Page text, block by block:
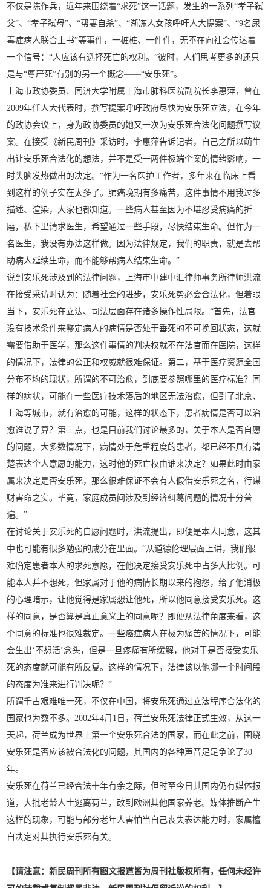
不仅是陈作兵，近年来围绕着“求死”这一话题，发生的一系列“孝子弑
父”、“孝子弑母”、“帮妻自杀”、“渐冻人女孩呼吁人大提案”、“9名尿
毒症病人联合上书”等事件，一桩桩、一件件，无不在向社会传达着
一个信号：“人应该有选择死亡的权利。”彼时，人们思考更多的还只
是与“尊严死”有别的另一个概念——“安乐死”。
上海市政协委员、同济大学附属上海市肺科医院副院长李惠萍，曾在
2009年任人大代表时，撰写提案呼吁政府尽快为安乐死立法，在今年
的政协会议上，身为政协委员的她又一次为安乐死合法化问题撰写议
案。在接受《新民周刊》采访时，李惠萍告诉记者，自己之所以萌生
出让安乐死合法化的想法，并不是受一两件极端个案的情绪影响，一
时头脑发热做出的决定。“作为一名医护工作者，多年来在临床上看
到这样的例子实在太多了。肺癌晚期有多痛苦，这件事情不用我过多
描述、渲染，大家也都知道。一些病人甚至因为不堪忍受病痛的折
磨，私下里请求医生，希望通过一些手段，尽快结束生命。但作为一
名医生，我没有办法这样做。因为法律规定，我们的职责，就是去帮
助病人延续生命，而不能够帮病人结束生命。”
说到安乐死涉及到的法律问题，上海市中建中汇律师事务所律师洪流
在接受采访时认为：随着社会的进步，安乐死势必会合法化，但着眼
当下，安乐死在立法、司法层面存在诸多操作性局限。“首先，法官
没有技术条件来鉴定病人的病情是否处于垂死的不可挽回状态，这就
需要借助于医学，那么这件事情的判决权就不在法官而在医院，这样
的情况下，法律的公正和权威就很难保证。第二，基于医疗资源全国
分布不均的现状，所谓的不可治愈，到底要参照哪里的医疗标准？同
样的病状，可能在一些医疗技术落后的地区无法治愈，但到了北京、
上海等城市，就有治愈的可能，这样的状态下，患者病情是否可以治
愈谁说了算？第三点，也是目前我们讨论最多的，关于本人是否自愿
的问题，大多数情况下，病情处于危重程度的患者，都已经不具有清
楚表达个人意愿的能力，这时他的死亡权由谁来决定？如果此时由家
属来决定是否安乐死，那么很难保证不会有人假借安乐死之名，行谋
财害命之实。毕竟，家庭成员间涉及到经济纠葛问题的情况十分普
遍。”
在讨论关于安乐死的自愿问题时，洪流提出，即便是本人同意，这其
中也可能有很多勉强的成分在里面。“从道德伦理层面上讲，我们很
难确定患者本人的求死意愿，在他决定接受安乐死中占多大比例。可
能本人并不想死，但家属对于他的病情长期以来的抱怨，给了他消极
的心理暗示，让他觉得是家属想让他死，所以他同意接受安乐死。这
样的同意，是否算是真正意义上的同意呢？即便从法律角度来看，这
个同意的标准也很难裁定。一些癌症病人在极为痛苦的情况下，可能
会生出‘不想活’念头，但是一旦疼痛有所缓解，他对于是否接受安乐
死的态度就可能有所反复。这样的情况下，法律该以他哪一个时间段
的态度为准来进行判决呢？”
所谓千古艰难唯一死，不仅在中国，将安乐死通过立法程序合法化的
国家也为数不多。2002年4月1日，荷兰安乐死法律正式生效，从这一
天起，荷兰成为世界上第一个安乐死合法的国家，而在此之前，围绕
安乐死是否应该被合法化的问题，其国内的各种声音足足争论了30
年。
安乐死在荷兰已经合法十年有余之际，但时至今日其国内仍有媒体报
道，大批老龄人士逃离荷兰，改到欧洲其他国家养老。媒体推断产生
这样的现象，可能与部分老年人害怕当自己丧失表达能力时，家属擅
自决定对其执行安乐死有关。
【请注意：新民周刊所有图文报道皆为周刊社版权所有，任何未经许